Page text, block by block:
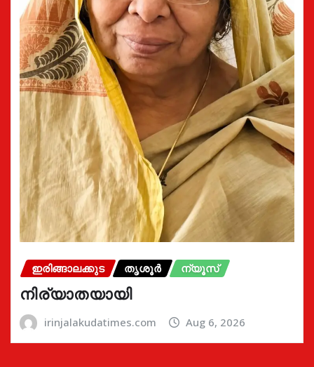
ഇരിങ്ങാലക്കുട തൃശൂർ ന്യൂസ്
നിര്യാതയായി
irinjalakudatimes.com Aug 6, 2026